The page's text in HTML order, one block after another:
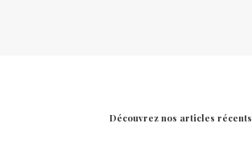
Découvrez nos articles récents